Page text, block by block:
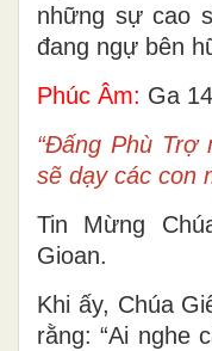
những sự cao
đang ngự bên
Phúc Âm: Ga
“Ðấng Phù Trợ
sẽ dạy các con
Tin Mừng
Gioan.
Khi ấy, Chúa
rằng: “Ai nghe